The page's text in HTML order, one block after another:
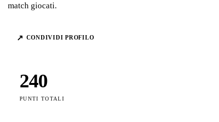
match giocati.
↗ CONDIVIDI PROFILO
240
PUNTI TOTALI